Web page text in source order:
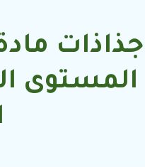
جذاذات
المستوى